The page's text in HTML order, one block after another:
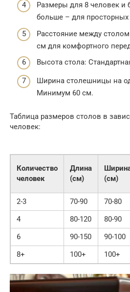
Размеры для 8 человек и
больше – для
Расстояние между
см для комфортного
Высота стола:
Ширина столешницы на
Минимум 60 см.
Таблица размеров столов в
человек:
Количество
человек
Длина
(см)
(см)
2-3
70-90 70-80
4
80-120 80-90
6
90-150 90-100
8+
100+ 100+